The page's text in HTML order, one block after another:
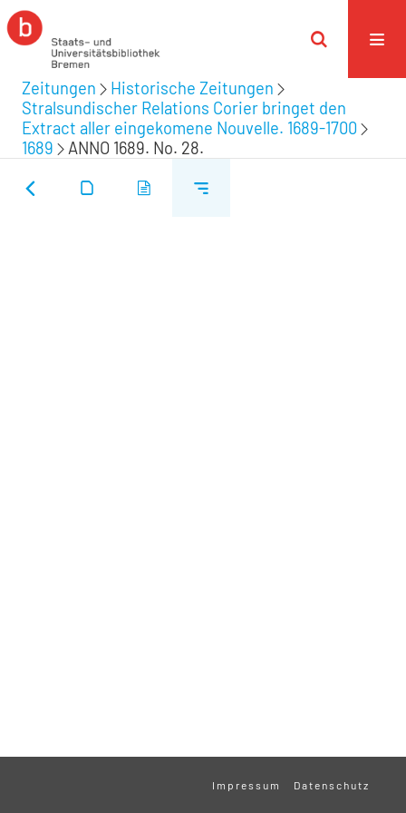
Zeitungen
Historische Zeitungen
Stralsundischer Relations Corier bringet den
Extract aller eingekomene Nouvelle. 1689-1700
1689
ANNO 1689. No. 28.
Impressum Datenschutz